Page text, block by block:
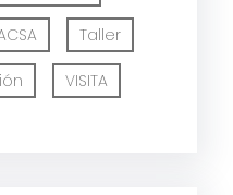
Taller
VISITA